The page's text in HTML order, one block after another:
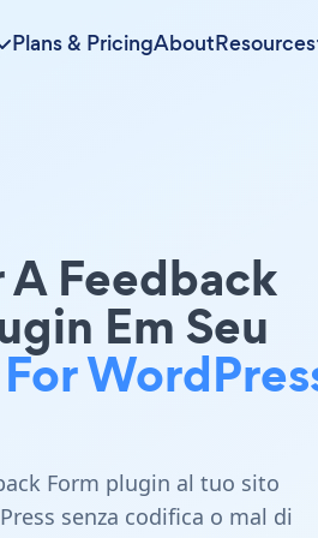
Plans & PricingAboutResources
Feedback
Em Seu
Form plugin al tuo sito
senza codifica o mal di